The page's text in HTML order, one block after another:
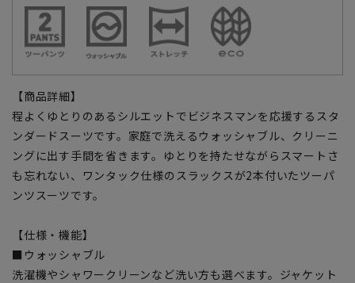
【商品詳細】
程よくゆとりのあるシルエットでビジネスマンを応援するスタ
ンダードスーツです。家庭で洗えるウォッシャブル、クリーニ
ングに出す手間を省きます。ゆとりを持たせながらスマートさ
も忘れない、ワンタック仕様のスラックスが2本付いたツーパ
ンツスーツです。
【仕様・機能】
■ウォッシャブル
洗濯機やシャワークリーンなど洗い方も選べます。ジャケット